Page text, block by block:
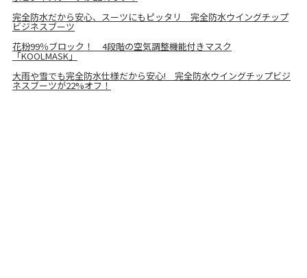
完全防水だから安心、スーツにもピッタリ 完全防水ウイングチップ
ビジネスブーツ
花粉99％ブロック！ 4段階の空気調整機能付きマスク
「KOOLMASK」
大雨や雪でも完全防水仕様だから安心! 完全防水ウイングチップビジ
ネスブーツが22%オフ！